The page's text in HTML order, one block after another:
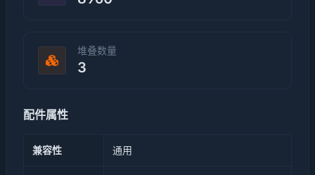
堆叠数量
3
配件属性
兼容性 通用